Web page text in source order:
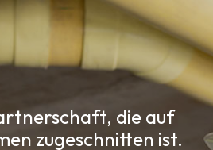
die auf
zugeschnitten ist.